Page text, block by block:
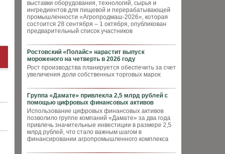
выставки оборудования, технологий, сырья и
ингредиентов для пищевой и перерабатывающей
промышленности «Агропродмаш-2026», которая
состоится 28 сентября – 1 октября, опубликован
предварительный список участников
Ростовский «Полайс» нарастит выпуск
мороженого на четверть в 2026 году
Рост производства планируется обеспечить за счет
увеличения доли собственных торговых марок
Группа «Дамате» привлекла 2,5 млрд рублей с
помощью цифровых финансовых активов
Использование цифровых финансовых активов
позволило группе компаний «Дамате» за два года
привлечь значительные инвестиции в размере 2,5
млрд рублей, что стало важным шагом в
финансировании агропромышленного комплекса